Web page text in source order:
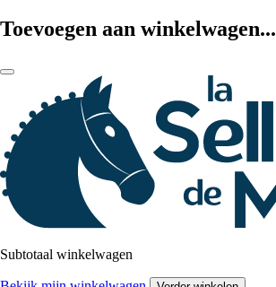
Toevoegen aan winkelwagen...
Subtotaal winkelwagen